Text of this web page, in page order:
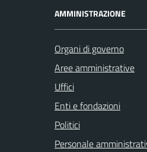
AMMINISTRAZIONE
Organi di governo
Aree amministrative
Uffici
Enti e fondazioni
Politici
Personale